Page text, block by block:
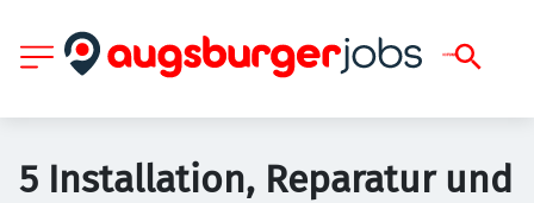
5 Installation, Reparatur und